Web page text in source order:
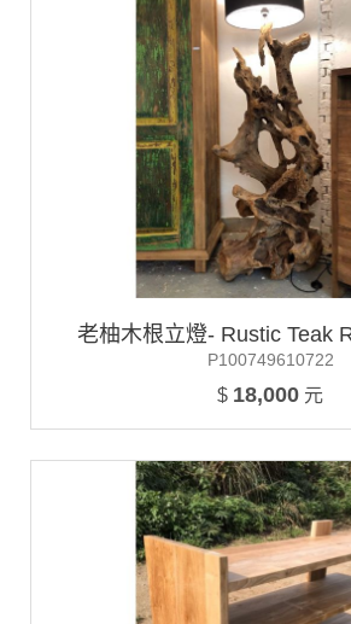
老柚木根立燈- Rustic Teak
P100749610722
$ 18,000 元